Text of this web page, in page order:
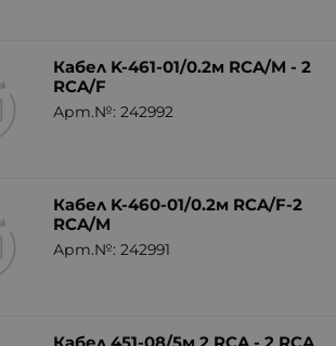
Кабел K-461-01/0.2м RCA/M - 2
RCA/F
Арт.№: 242992
Кабел K-460-01/0.2м RCA/F-2
RCA/M
Арт.№: 242991